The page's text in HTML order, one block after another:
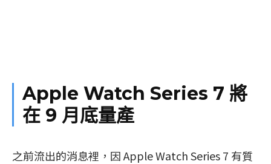
Apple Watch Series 7 將
在 9 月底量產
之前流出的消息裡，因 Apple Watch Series 7 有質